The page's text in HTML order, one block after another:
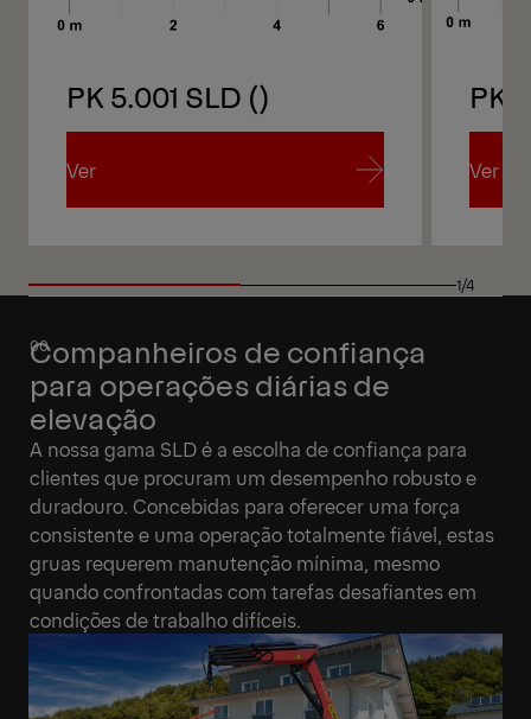
PK 5.001 SLD ()
Ver
PK
Ver
1/4
Companheiros de confiança
para operações diárias de
elevação
A nossa gama SLD é a escolha de confiança para
clientes que procuram um desempenho robusto e
duradouro. Concebidas para oferecer uma força
consistente e uma operação totalmente fiável, estas
gruas requerem manutenção mínima, mesmo
quando confrontadas com tarefas desafiantes em
condições de trabalho difíceis.